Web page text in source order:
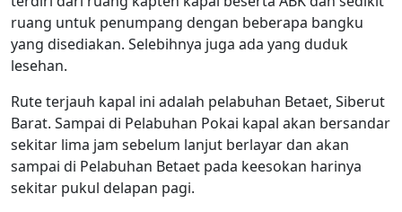
ruang untuk penumpang dengan beberapa bangku
yang disediakan. Selebihnya juga ada yang duduk
lesehan.
Rute terjauh kapal ini adalah pelabuhan Betaet, Siberut
Barat. Sampai di Pelabuhan Pokai kapal akan bersandar
sekitar lima jam sebelum lanjut berlayar dan akan
sampai di Pelabuhan Betaet pada keesokan harinya
sekitar pukul delapan pagi.